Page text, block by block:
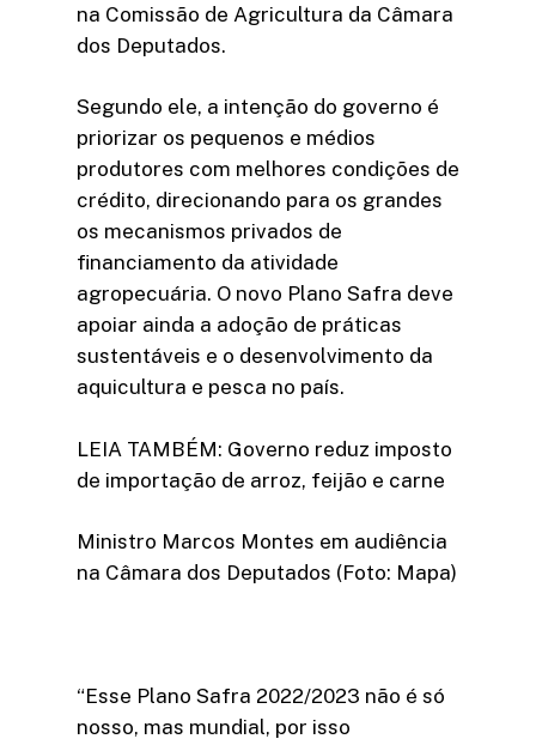
na Comissão de Agricultura da Câmara
dos Deputados.
Segundo ele, a intenção do governo é
priorizar os pequenos e médios
produtores com melhores condições de
crédito, direcionando para os grandes
os mecanismos privados de
financiamento da atividade
agropecuária. O novo Plano Safra deve
apoiar ainda a adoção de práticas
sustentáveis e o desenvolvimento da
aquicultura e pesca no país.
LEIA TAMBÉM: Governo reduz imposto
de importação de arroz, feijão e carne
Ministro Marcos Montes em audiência
na Câmara dos Deputados (Foto: Mapa)
“Esse Plano Safra 2022/2023 não é só
nosso, mas mundial, por isso